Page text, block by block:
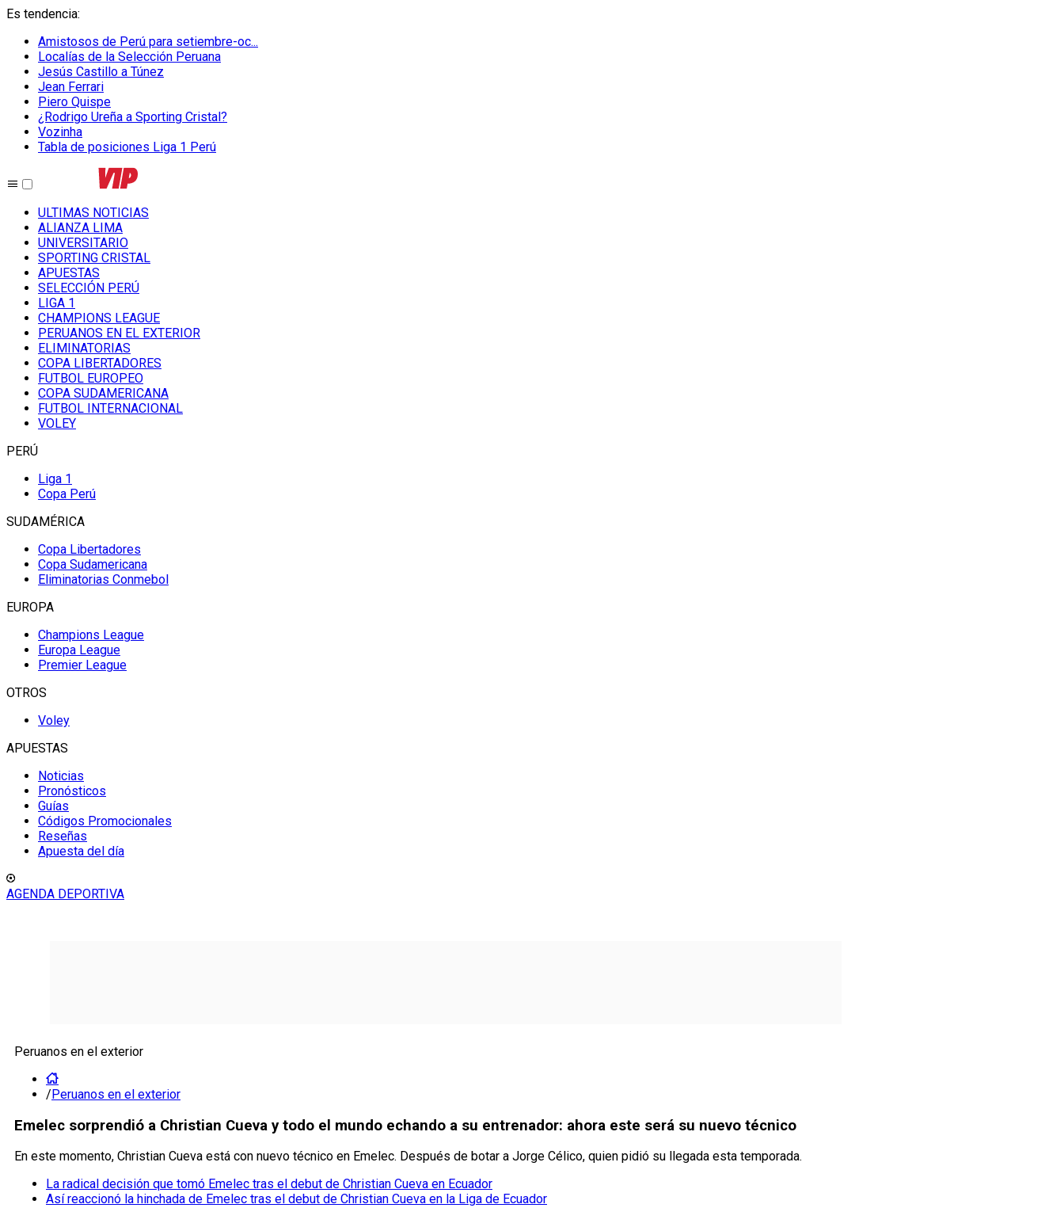
Es tendencia:
Amistosos de Perú para setiembre-oc...
Localías de la Selección Peruana
Jesús Castillo a Túnez
Jean Ferrari
Piero Quispe
¿Rodrigo Ureña a Sporting Cristal?
Vozinha
Tabla de posiciones Liga 1 Perú
ULTIMAS NOTICIAS
ALIANZA LIMA
UNIVERSITARIO
SPORTING CRISTAL
APUESTAS
SELECCIÓN PERÚ
LIGA 1
CHAMPIONS LEAGUE
PERUANOS EN EL EXTERIOR
ELIMINATORIAS
COPA LIBERTADORES
FUTBOL EUROPEO
COPA SUDAMERICANA
FUTBOL INTERNACIONAL
VOLEY
PERÚ
Liga 1
Copa Perú
SUDAMÉRICA
Copa Libertadores
Copa Sudamericana
Eliminatorias Conmebol
EUROPA
Champions League
Europa League
Premier League
OTROS
Voley
APUESTAS
Noticias
Pronósticos
Guías
Códigos Promocionales
Reseñas
Apuesta del día
AGENDA DEPORTIVA
Peruanos en el exterior
/Peruanos en el exterior
Emelec sorprendió a Christian Cueva y todo el mundo echando a su entrenador: ahora este será su nuevo técnico
En este momento, Christian Cueva está con nuevo técnico en Emelec. Después de botar a Jorge Célico, quien pidió su llegada esta temporada.
La radical decisión que tomó Emelec tras el debut de Christian Cueva en Ecuador
Así reaccionó la hinchada de Emelec tras el debut de Christian Cueva en la Liga de Ecuador